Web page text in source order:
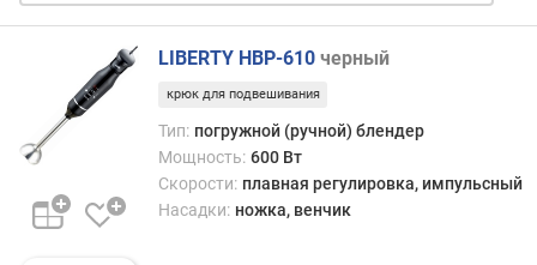
о
о
о
LIBERTY HBP-610 черный
крюк для подвешивания
Тип: погружной (ручной) блендер
Мощность: 600 Вт
Скорости: плавная регулировка, импульсный
Насадки: ножка, венчик